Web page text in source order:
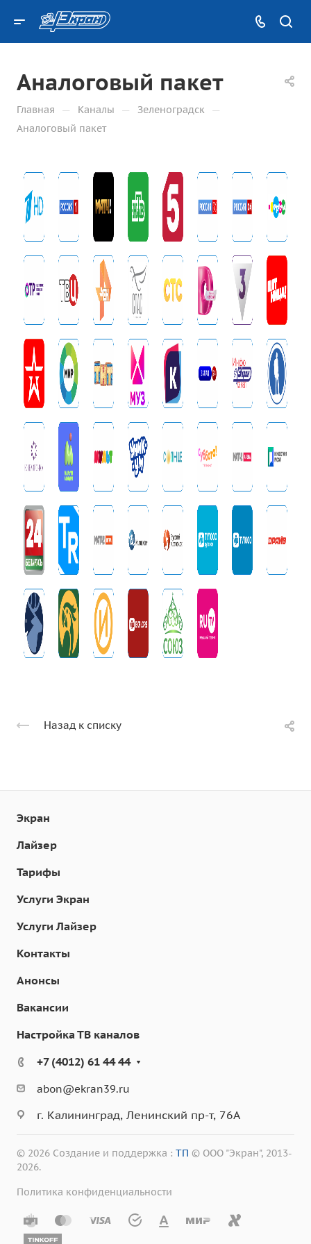
Аналоговый пакет
Главная — Каналы — Зеленоградск —
Аналоговый пакет
Назад к списку
Экран
Лайзер
Тарифы
Услуги Экран
Услуги Лайзер
Контакты
Анонсы
Вакансии
Настройка ТВ каналов
+7 (4012) 61 44 44
abon@ekran39.ru
г. Калининград, Ленинский пр-т, 76А
© 2026 Создание и поддержка : ТП © ООО "Экран", 2013-
2026.
Политика конфиденциальности